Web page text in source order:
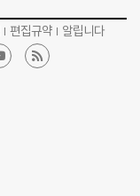
편집규약 알립니다